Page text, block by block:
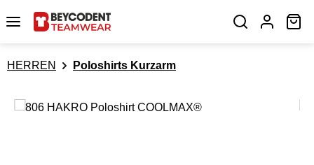
Zum Hauptinhalt springen
HERREN Poloshirts Kurzarm
Bildergalerie überspringen